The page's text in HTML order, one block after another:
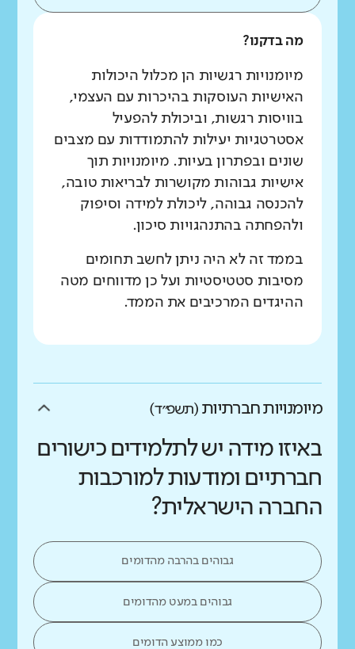
מה בדקנו?
מיומנויות רגשיות הן מכלול היכולות
האישיות העוסקות בהיכרות עם העצמי,
בוויסות רגשות, וביכולת להפעיל
אסטרטגיות יעילות להתמודדות עם מצבים
שונים ובפתרון בעיות. מיומנויות תוך
אישיות גבוהות מקושרות לבריאות טובה,
להכנסה גבוהה, ליכולת למידה וסיפוק
ולהפחתה בהתנהגויות סיכון.
בממד זה לא היה ניתן לחשב תחומים
מסיבות סטטיסטיות ועל כן מדווחים מטה
ההיגדים המרכיבים את הממד.
מיומנויות חברתיות (תשפ״ד)
באיזו מידה יש לתלמידים כישורים
חברתיים ומודעות למורכבות
החברה הישראלית?
גבוהים בהרבה מהדומים
גבוהים במעט מהדומים
כמו ממוצע הדומים